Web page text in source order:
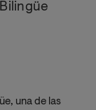
una de las